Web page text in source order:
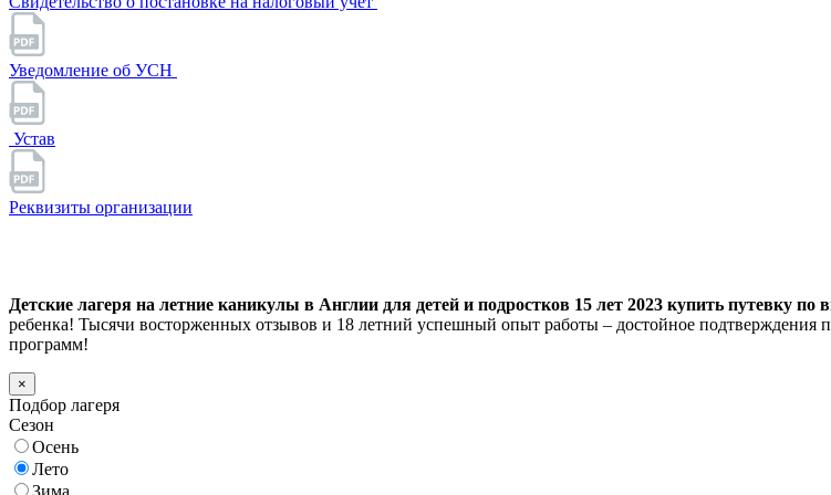
Уведомление об УСН
Устав
Реквизиты организации
Детские лагеря на летние каникулы в Англии для детей и подростков 15 лет 2023 купить путевку по
ребенка! Тысячи восторженных отзывов и 18 летний успешный опыт работы – достойное
программ!
×
Подбор лагеря
Сезон
Осень
Лето